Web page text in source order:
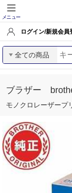
メニュー
ログイン/新規会員
全ての商品
ブラザー
モノクロレーザープ